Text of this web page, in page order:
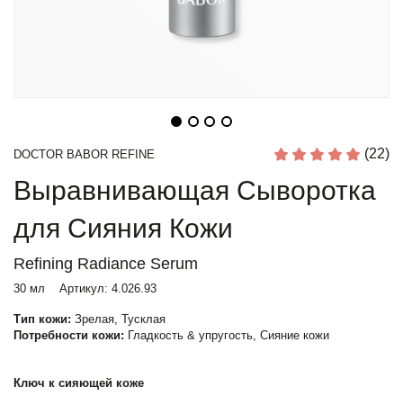
DOCTOR BABOR REFINE (22)
Выравнивающая Сыворотка
для Сияния Кожи
Refining Radiance Serum
30 мл Артикул: 4.026.93
Тип кожи: Зрелая, Тусклая
Потребности кожи: Гладкость & упругость, Сияние кожи
Ключ к сияющей коже